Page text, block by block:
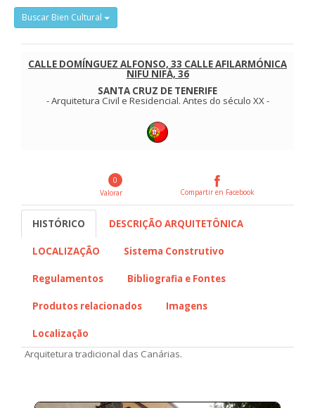
Buscar Bien Cultural
CALLE DOMÍNGUEZ ALFONSO, 33 CALLE AFILARMÓNICA
NIFÚ NIFÁ, 36
SANTA CRUZ DE TENERIFE
-Arquitetura Civil e Residencial. Antes do século XX-
0
Valorar
Compartir en Facebook
HISTÓRICO DESCRIÇÃO ARQUITETÔNICA
LOCALIZAÇÃO Sistema Construtivo
Regulamentos Bibliografia e Fontes
Produtos relacionados Imagens
Localização
Arquitetura tradicional das Canárias.